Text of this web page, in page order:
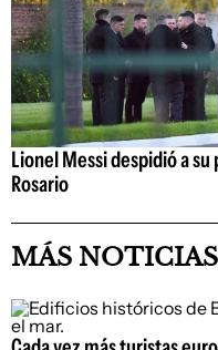
Lionel Messi despidió a
Rosario
MÁS